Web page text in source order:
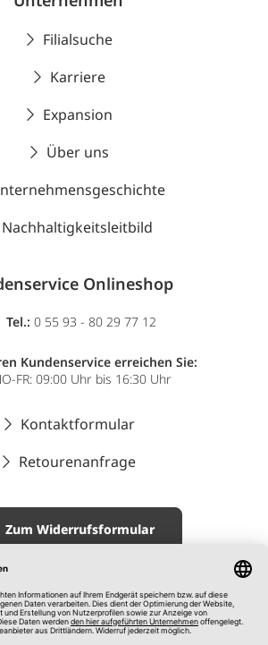
Filialsuche
Karriere
Expansion
Über uns
Nachhaltigkeitsleitbild
Onlineshop
Tel.: 0 55 93 - 80 29 77 12
Kundenservice erreichen Sie:
FR: 09:00 Uhr bis 16:30 Uhr
Kontaktformular
Retourenanfrage
Zum Widerrufsformular
Impressum
AGB